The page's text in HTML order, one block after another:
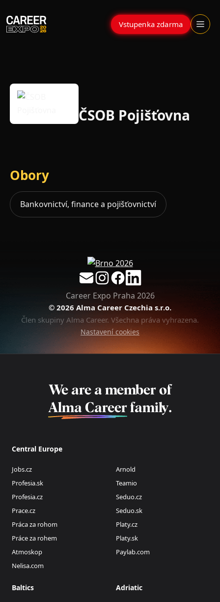
to
content
Vstupenka zdarma
Otevřít
menu
ČSOB Pojišťovna
Obory
Bankovnictví, finance a pojišťovnictví
Career Expo Praha 2026
© 2026 Alma Career Czechia s.r.o.
Člen skupiny Alma Career. Všechna práva vyhrazena.
Nastavení cookies
We are a member of
Alma Career family.
Central Europe
Jobs.cz
Profesia.sk
Profesia.cz
Prace.cz
Práca za rohom
Práce za rohem
Atmoskop
Nelisa.com
Arnold
Teamio
Seduo.cz
Seduo.sk
Platy.cz
Platy.sk
Paylab.com
Baltics Adriatic